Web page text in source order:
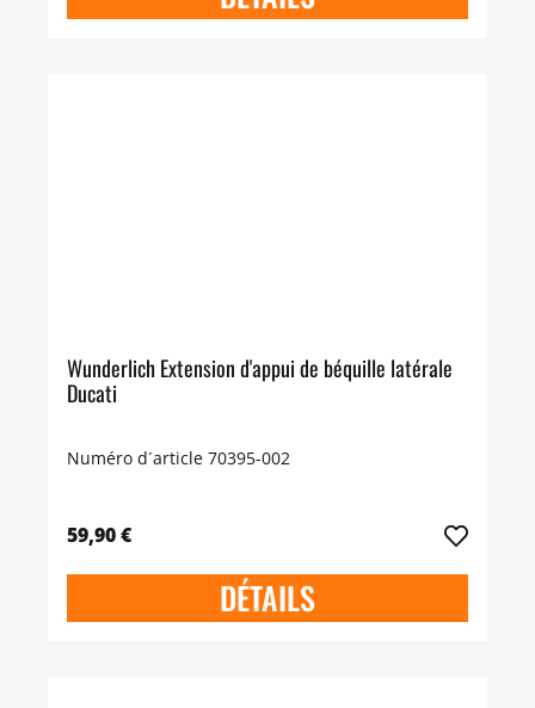
Wunderlich Extension d'appui de béquille latérale
Ducati
Numéro d´article 70395-002
59,90 €
DÉTAILS